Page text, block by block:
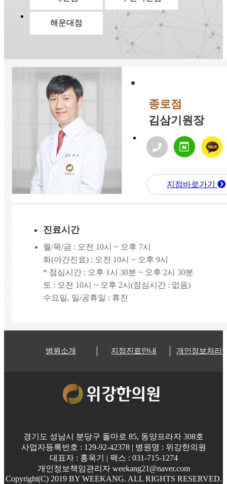
해운대점
종로점
김삼기원장
지점바로가기
진료시간
월/목/금 : 오전 10시 ~ 오후 7시
화(야간진료) : 오전 10시 ~ 오후 9시
* 점심시간 : 오후 1시 30분 ~ 오후 2시 30분
토 : 오전 10시 ~ 오후 2시(점심시간 : 없음)
수요일, 일/공휴일 : 휴진
병원소개 지점진료안내 개인정보처리
경기도 성남시 분당구 돌마로 85, 동양프라자 308호
사업자등록번호 : 129-92-42378 | 병원명 : 위강한의원
대표자 : 홍욱기 | 팩스 : 031-715-1274
개인정보책임관리자 weekang21@naver.com
Copyright(C) 2019 BY WEEKANG. ALL RIGHTS RESERVED.